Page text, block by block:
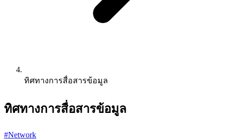
ทิศทางการสื่อสารข้อมูล
ทิศทางการสื่อสารข้อมูล
#Network